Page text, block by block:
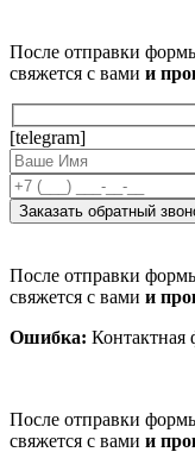
После отправки
свяжется с вами и
[telegram]
После отправки
свяжется с вами и
Ошибка: Контактная
После отправки
свяжется с вами и